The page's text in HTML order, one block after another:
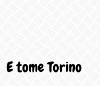
E tome Torino